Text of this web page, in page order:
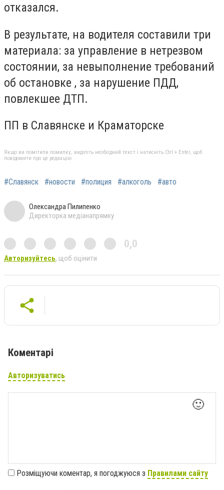
отказался.
В результате, на водителя составили три
материала: за управление в нетрезвом
состоянии, за невыполнение требований
об остановке , за нарушение ПДД,
повлекшее ДТП.
ПП в Славянске и Краматорске
Якщо ви помітили помилку, виділіть необхідний текст і натисніть Ctrl + Enter, щоб
повідомити про це редакцію
#Славянск #новости #полиция #алкоголь #авто
Олександра Пилипенко
Директорка медіанапрямку
0,0
Авторизуйтесь, щоб оцінити
Коментарі
Авторизуватись
🙂
Розміщуючи коментар, я погоджуюся з Правилами сайту